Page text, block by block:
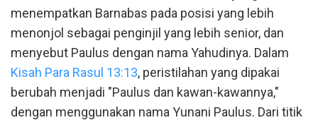
menempatkan Barnabas pada posisi yang lebih
menonjol sebagai penginjil yang lebih senior, dan
menyebut Paulus dengan nama Yahudinya. Dalam
Kisah Para Rasul 13:13, peristilahan yang dipakai
berubah menjadi "Paulus dan kawan-kawannya,"
dengan menggunakan nama Yunani Paulus. Dari titik